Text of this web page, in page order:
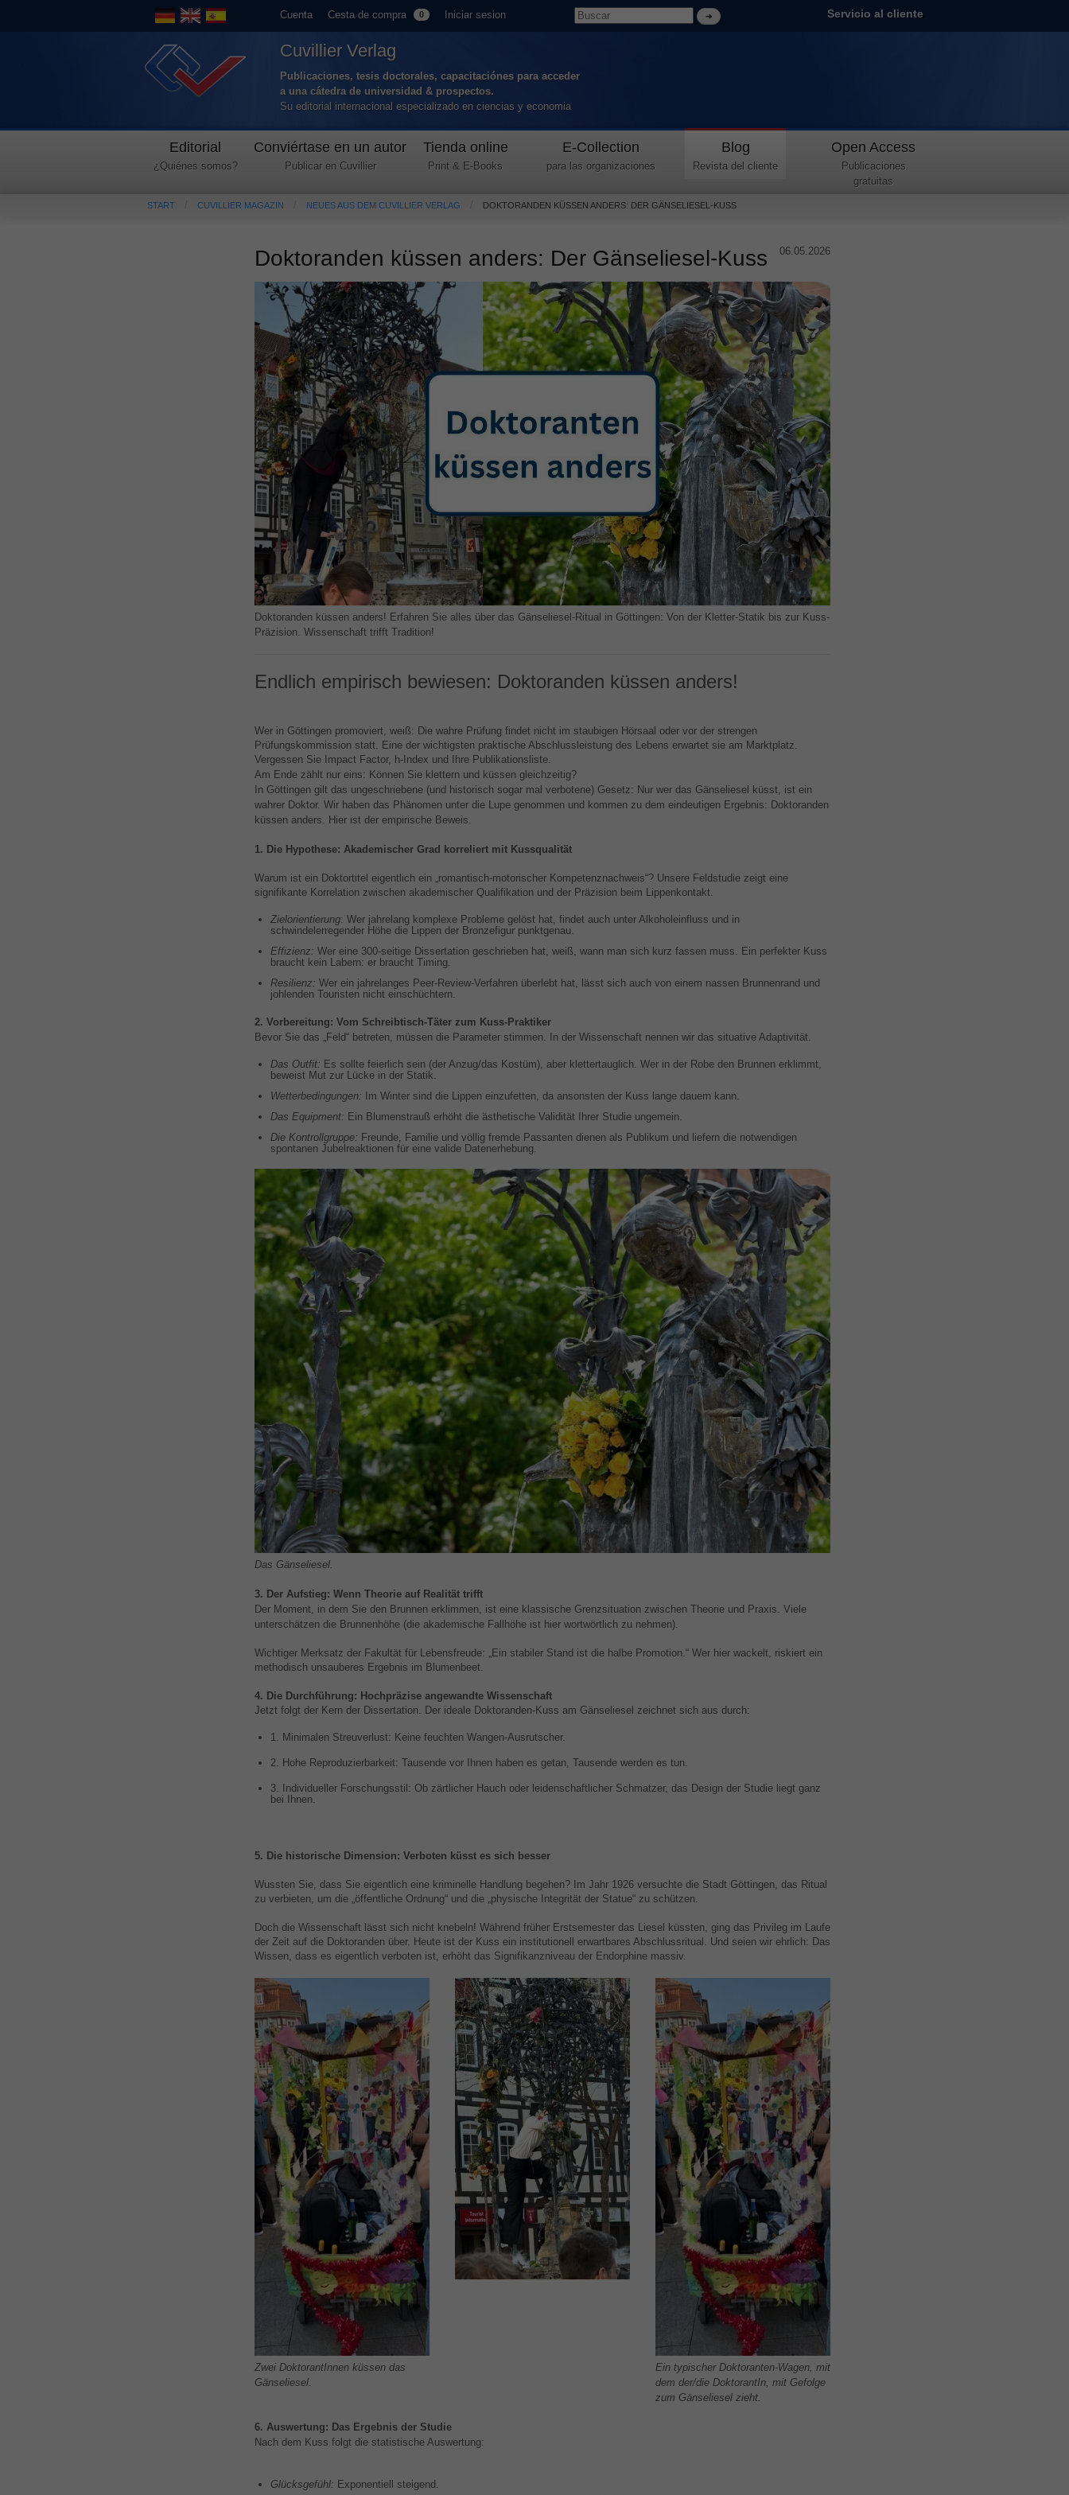
Cuenta Cesta de compra 0 Iniciar sesion Servicio al cliente
Cuvillier Verlag
Publicaciones, tesis doctorales, capacitaciónes para acceder
a una cátedra de universidad & prospectos.
Su editorial internacional especializado en ciencias y economia
Editorial
¿Quiénes somos?
Conviértase en un autor
Publicar en Cuvillier
Tienda online
Print & E-Books
E-Collection
para las organizaciones
Blog
Revista del cliente
Open Access
Publicaciones
gratuitas
START CUVILLIER MAGAZIN NEUES AUS DEM CUVILLIER VERLAG DOKTORANDEN KÜSSEN ANDERS: DER GÄNSELIESEL-KUSS
06.05.2026
Doktoranden küssen anders: Der Gänseliesel-Kuss
Doktoranden küssen anders! Erfahren Sie alles über das Gänseliesel-Ritual in Göttingen: Von der Kletter-Statik bis zur Kuss-
Präzision. Wissenschaft trifft Tradition!
Endlich empirisch bewiesen: Doktoranden küssen anders!
Wer in Göttingen promoviert, weiß: Die wahre Prüfung findet nicht im staubigen Hörsaal oder vor der strengen
Prüfungskommission statt. Eine der wichtigsten praktische Abschlussleistung des Lebens erwartet sie am Marktplatz.
Vergessen Sie Impact Factor, h-Index und Ihre Publikationsliste.
Am Ende zählt nur eins: Können Sie klettern und küssen gleichzeitig?
In Göttingen gilt das ungeschriebene (und historisch sogar mal verbotene) Gesetz: Nur wer das Gänseliesel küsst, ist ein
wahrer Doktor. Wir haben das Phänomen unter die Lupe genommen und kommen zu dem eindeutigen Ergebnis: Doktoranden
küssen anders. Hier ist der empirische Beweis.
1. Die Hypothese: Akademischer Grad korreliert mit Kussqualität
Warum ist ein Doktortitel eigentlich ein „romantisch-motorischer Kompetenznachweis“? Unsere Feldstudie zeigt eine
signifikante Korrelation zwischen akademischer Qualifikation und der Präzision beim Lippenkontakt.
Zielorientierung: Wer jahrelang komplexe Probleme gelöst hat, findet auch unter Alkoholeinfluss und in
schwindelerregender Höhe die Lippen der Bronzefigur punktgenau.
Effizienz: Wer eine 300-seitige Dissertation geschrieben hat, weiß, wann man sich kurz fassen muss. Ein perfekter Kuss
braucht kein Labern: er braucht Timing.
Resilienz: Wer ein jahrelanges Peer-Review-Verfahren überlebt hat, lässt sich auch von einem nassen Brunnenrand und
johlenden Touristen nicht einschüchtern.
2. Vorbereitung: Vom Schreibtisch-Täter zum Kuss-Praktiker
Bevor Sie das „Feld“ betreten, müssen die Parameter stimmen. In der Wissenschaft nennen wir das situative Adaptivität.
Das Outfit: Es sollte feierlich sein (der Anzug/das Kostüm), aber klettertauglich. Wer in der Robe den Brunnen erklimmt,
beweist Mut zur Lücke in der Statik.
Wetterbedingungen:
Im Winter sind die Lippen einzufetten, da ansonsten der Kuss lange dauern kann.
Das Equipment: Ein Blumenstrauß erhöht die ästhetische Validität Ihrer Studie ungemein.
Die Kontrollgruppe: Freunde, Familie und völlig fremde Passanten dienen als Publikum und liefern die notwendigen
spontanen Jubelreaktionen für eine valide Datenerhebung.
Das Gänseliesel.
3. Der Aufstieg: Wenn Theorie auf Realität trifft
Der Moment, in dem Sie den Brunnen erklimmen, ist eine klassische Grenzsituation zwischen Theorie und Praxis. Viele
unterschätzen die Brunnenhöhe (die akademische Fallhöhe ist hier wortwörtlich zu nehmen).
Wichtiger Merksatz der Fakultät für Lebensfreude: „Ein stabiler Stand ist die halbe Promotion.“ Wer hier wackelt, riskiert ein
methodisch unsauberes Ergebnis im Blumenbeet.
4. Die Durchführung: Hochpräzise angewandte Wissenschaft
Jetzt folgt der Kern der Dissertation. Der ideale Doktoranden-Kuss am Gänseliesel zeichnet sich aus durch:
1. Minimalen Streuverlust: Keine feuchten Wangen-Ausrutscher.
2. Hohe Reproduzierbarkeit: Tausende vor Ihnen haben es getan, Tausende werden es tun.
3. Individueller Forschungsstil: Ob zärtlicher Hauch oder leidenschaftlicher Schmatzer, das Design der Studie liegt ganz
bei Ihnen.
5. Die historische Dimension: Verboten küsst es sich besser
Wussten Sie, dass Sie eigentlich eine kriminelle Handlung begehen? Im Jahr 1926 versuchte die Stadt Göttingen, das Ritual
zu verbieten, um die „öffentliche Ordnung“ und die „physische Integrität der Statue“ zu schützen.
Doch die Wissenschaft lässt sich nicht knebeln! Während früher Erstsemester das Liesel küssten, ging das Privileg im Laufe
der Zeit auf die Doktoranden über. Heute ist der Kuss ein institutionell erwartbares Abschlussritual. Und seien wir ehrlich: Das
Wissen, dass es eigentlich verboten ist, erhöht das Signifikanzniveau der Endorphine massiv.
Zwei DoktorantInnen küssen das
Gänseliesel.
Ein typischer Doktoranten-Wagen, mit
dem der/die DoktorantIn, mit Gefolge
zum Gänseliesel zieht.
6. Auswertung: Das Ergebnis der Studie
Nach dem Kuss folgt die statistische Auswertung:
Glücksgefühl: Exponentiell steigend.